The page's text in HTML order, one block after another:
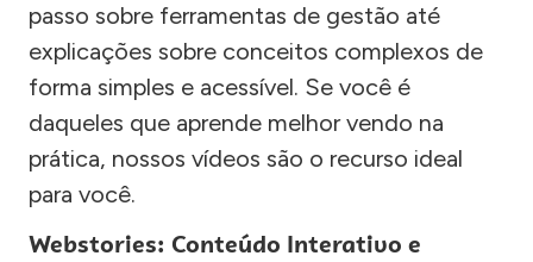
passo sobre ferramentas de gestão até
explicações sobre conceitos complexos de
forma simples e acessível. Se você é
daqueles que aprende melhor vendo na
prática, nossos vídeos são o recurso ideal
para você.
Webstories: Conteúdo Interativo e